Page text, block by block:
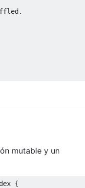
mutable y un
{